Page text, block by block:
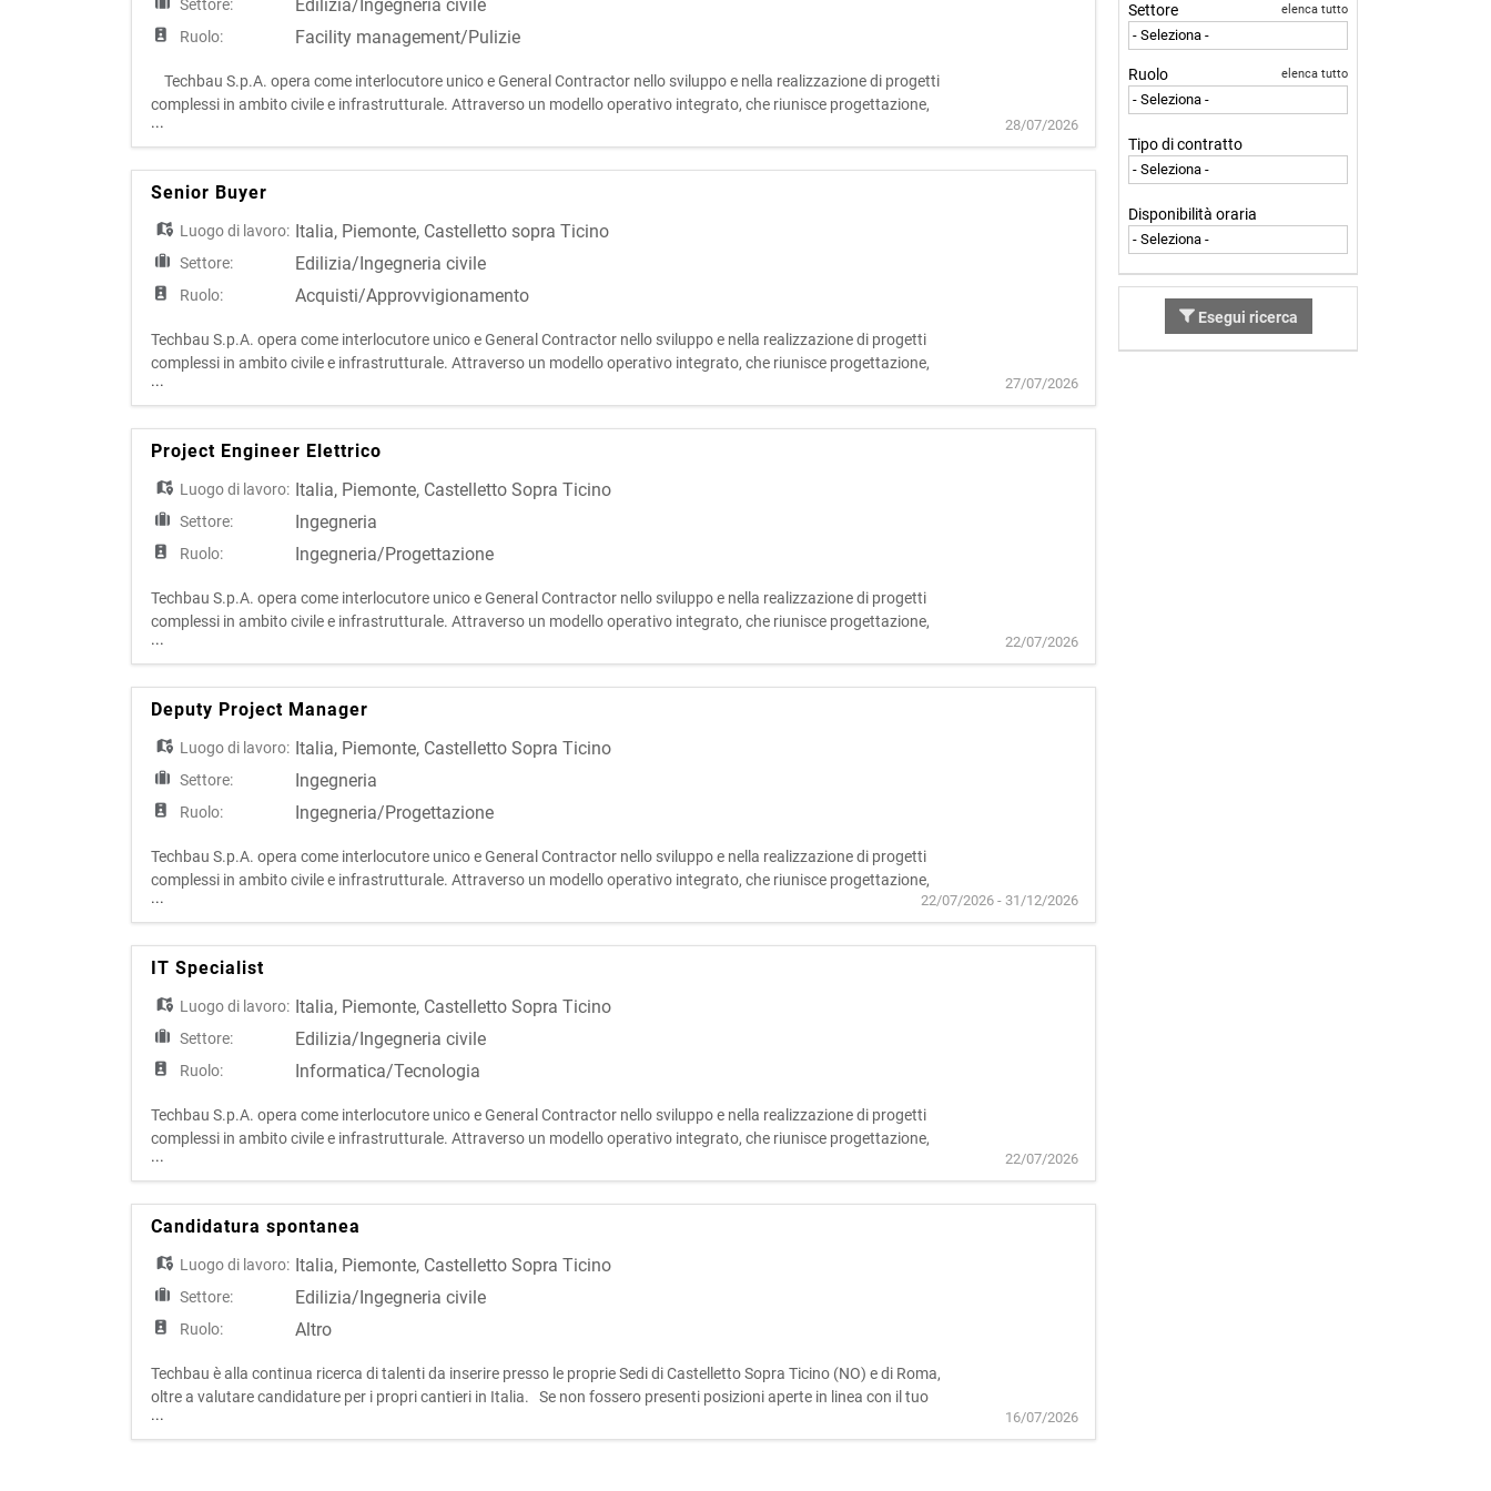
Settore: Edilizia/Ingegneria civile
Ruolo: Facility management/Pulizie
Techbau S.p.A. opera come interlocutore unico e General Contractor nello sviluppo e nella realizzazione di progetti
complessi in ambito civile e infrastrutturale. Attraverso un modello operativo integrato, che riunisce progettazione,
sviluppo e costruzione, l'azienda presidia l'intero ciclo di vita degli interventi, assicurando elevati livell
... 28/07/2026
Senior Buyer
Luogo di lavoro: Italia, Piemonte, Castelletto sopra Ticino
Settore: Edilizia/Ingegneria civile
Ruolo: Acquisti/Approvvigionamento
Techbau S.p.A. opera come interlocutore unico e General Contractor nello sviluppo e nella realizzazione di progetti
complessi in ambito civile e infrastrutturale. Attraverso un modello operativo integrato, che riunisce progettazione,
sviluppo e costruzione, l'azienda presidia l'intero ciclo di vita degli interventi, assicurando elevati livelli qual
... 27/07/2026
Project Engineer Elettrico
Luogo di lavoro: Italia, Piemonte, Castelletto Sopra Ticino
Settore: Ingegneria
Ruolo: Ingegneria/Progettazione
Techbau S.p.A. opera come interlocutore unico e General Contractor nello sviluppo e nella realizzazione di progetti
complessi in ambito civile e infrastrutturale. Attraverso un modello operativo integrato, che riunisce progettazione,
sviluppo e costruzione, l'azienda presidia l'intero ciclo di vita degli interventi, assicurando elevati livelli qual
... 22/07/2026
Deputy Project Manager
Luogo di lavoro: Italia, Piemonte, Castelletto Sopra Ticino
Settore: Ingegneria
Ruolo: Ingegneria/Progettazione
Techbau S.p.A. opera come interlocutore unico e General Contractor nello sviluppo e nella realizzazione di progetti
complessi in ambito civile e infrastrutturale. Attraverso un modello operativo integrato, che riunisce progettazione,
sviluppo e costruzione, l'azienda presidia l'intero ciclo di vita degli interventi, assicurando elevati livelli qual
... 22/07/2026 - 31/12/2026
IT Specialist
Luogo di lavoro: Italia, Piemonte, Castelletto Sopra Ticino
Settore: Edilizia/Ingegneria civile
Ruolo: Informatica/Tecnologia
Techbau S.p.A. opera come interlocutore unico e General Contractor nello sviluppo e nella realizzazione di progetti
complessi in ambito civile e infrastrutturale. Attraverso un modello operativo integrato, che riunisce progettazione,
sviluppo e costruzione, l'azienda presidia l'intero ciclo di vita degli interventi, assicurando elevati livelli qual
... 22/07/2026
Candidatura spontanea
Luogo di lavoro: Italia, Piemonte, Castelletto Sopra Ticino
Settore: Edilizia/Ingegneria civile
Ruolo: Altro
Techbau è alla continua ricerca di talenti da inserire presso le proprie Sedi di Castelletto Sopra Ticino (NO) e di Roma,
oltre a valutare candidature per i propri cantieri in Italia. Se non fossero presenti posizioni aperte in linea con il tuo
profilo, inviaci la tua candidatura spontanea Ti contatteremo per un primo colloquio conoscitivo qua
... 16/07/2026
Settore elenca tutto
Ruolo elenca tutto
Tipo di contratto
Disponibilità oraria
Esegui ricerca